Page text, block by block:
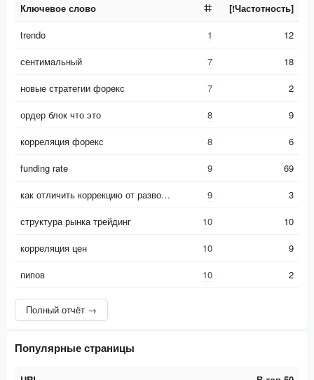
Ключевое слово
[!Частотность]
Ключевое слово
trendo 1
12
сентимальный
7
18
новые стратегии форекс
7
2
ордер блок что это
8
9
корреляция форекс
8
6
funding rate
9
69
как отличить коррекцию от разворота тренда
9
3
структура рынка трейдинг
10
10
корреляция цен
10
9
пипов
10 2
Полный отчёт →
Популярные страницы